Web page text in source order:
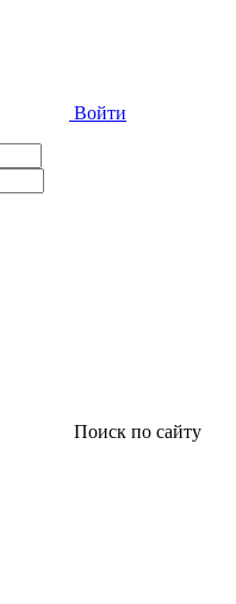
Войти
Поиск по сайту